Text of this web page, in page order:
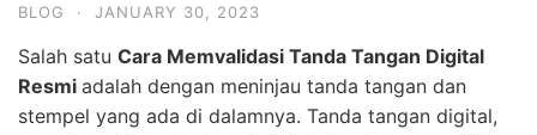
BLOG · JANUARY 30, 2023
Salah satu Cara Memvalidasi Tanda Tangan Digital
Resmi adalah dengan meninjau tanda tangan dan
stempel yang ada di dalamnya. Tanda tangan digital,